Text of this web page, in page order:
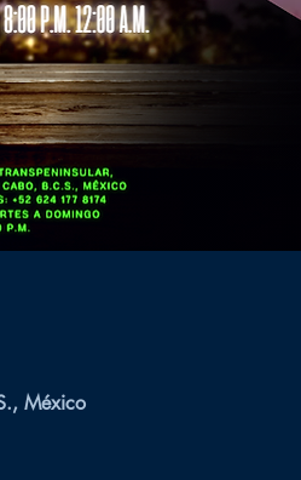
México